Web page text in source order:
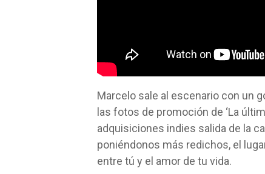
Marcelo sale al escenario con un
las fotos de promoción de ‘La
adquisiciones indies salida de la
poniéndonos más redichos, el
entre tú y el amor de tu vida.